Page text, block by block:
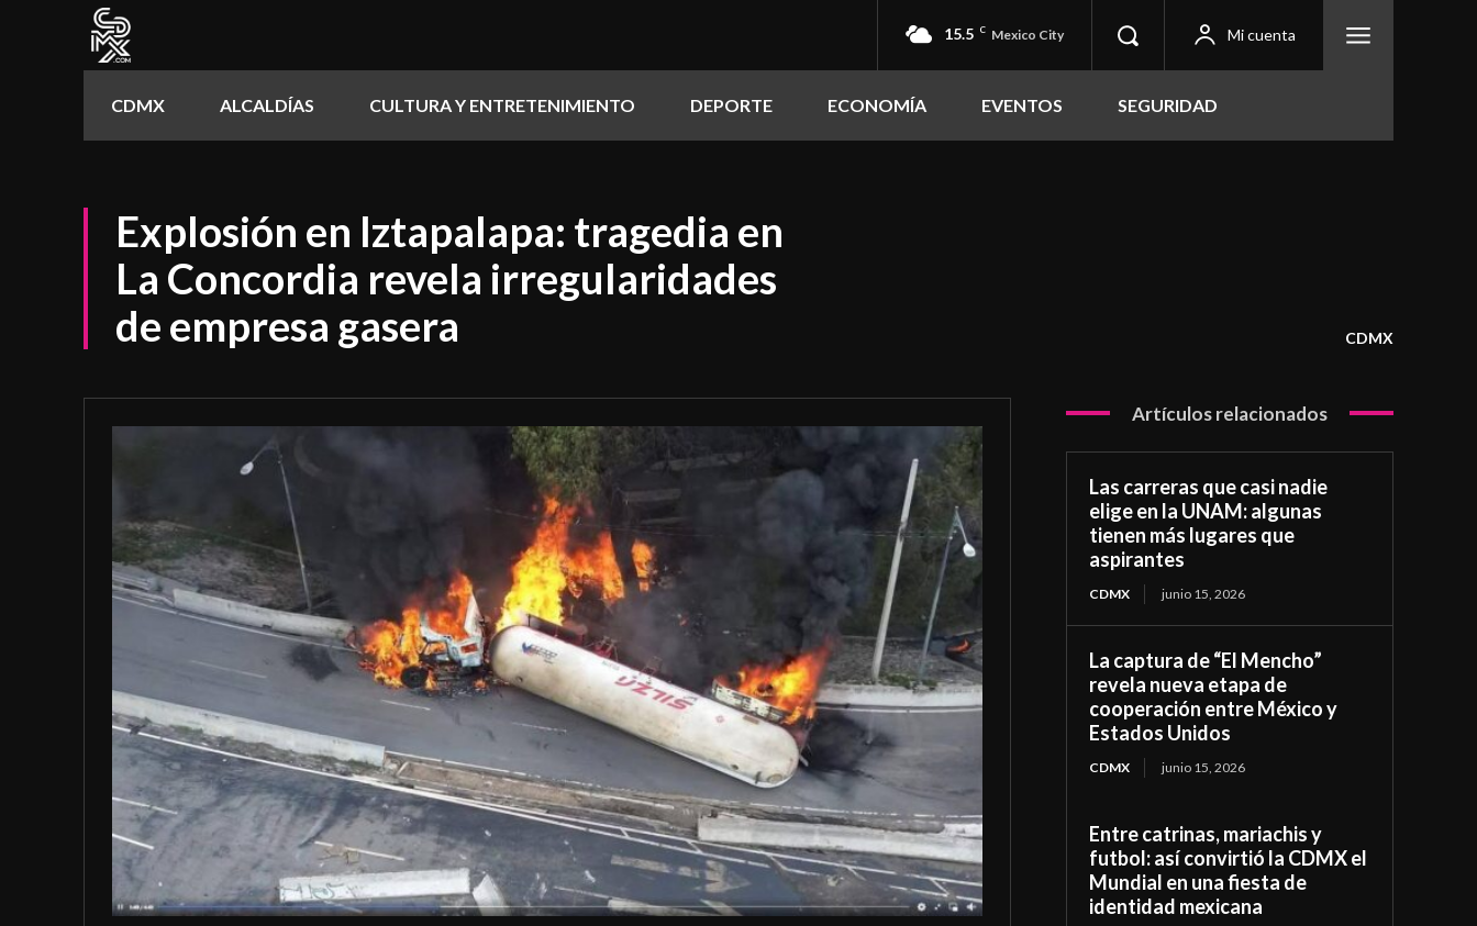
15.5 C Mexico City Mi cuenta
CDMX ALCALDÍAS CULTURA Y ENTRETENIMIENTO DEPORTE ECONOMÍA EVENTOS SEGURIDAD
Explosión en Iztapalapa: tragedia en
La Concordia revela irregularidades
de empresa gasera
CDMX
Artículos relacionados
Las carreras que casi nadie
elige en la UNAM: algunas
tienen más lugares que
aspirantes
CDMX junio 15, 2026
La captura de “El Mencho”
revela nueva etapa de
cooperación entre México y
Estados Unidos
CDMX junio 15, 2026
Entre catrinas, mariachis y
futbol: así convirtió la CDMX el
Mundial en una fiesta de
identidad mexicana